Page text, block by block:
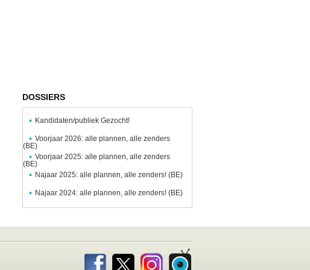
DOSSIERS
Kandidaten/publiek Gezocht!
Voorjaar 2026: alle plannen, alle zenders
(BE)
Voorjaar 2025: alle plannen, alle zenders
(BE)
Najaar 2025: alle plannen, alle zenders! (BE)
Najaar 2024: alle plannen, alle zenders! (BE)